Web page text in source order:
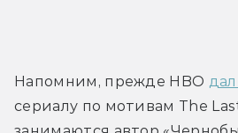
Напомним, прежде HBO
сериалу по мотивам The